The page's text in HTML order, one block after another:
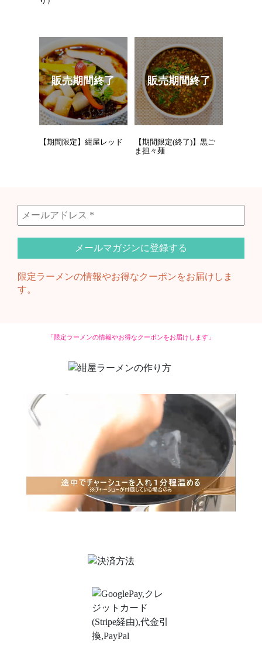
【期間限定】紺屋レッド
【期間限定(終了)】黒ご
ま担々麺
限定ラーメンの情報やお得なクーポンをお届けしま
す。
「限定ラーメンの情報やお得なクーポンをお届けします」